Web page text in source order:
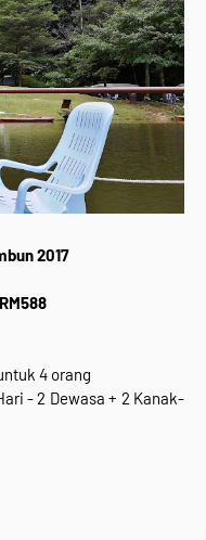
2017
4 orang
- 2 Dewasa + 2 Kanak-